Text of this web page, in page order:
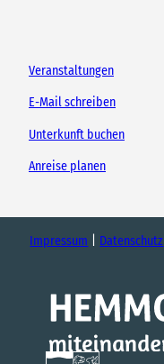
Veranstaltungen
E-Mail schreiben
Unterkunft buchen
Anreise planen
Impressum Datenschutz